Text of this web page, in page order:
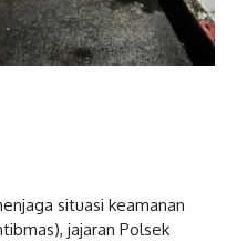
situasi keamanan
jajaran Polsek